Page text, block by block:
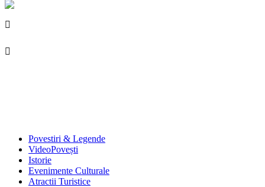
Povestiri & Legende
VideoPovești
Istorie
Evenimente Culturale
Atractii Turistice